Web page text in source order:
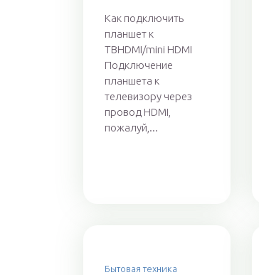
Как подключить
планшет к
ТВHDMI/mini HDMI
Подключение
планшета к
телевизору через
провод HDMI,
пожалуй,...
Бытовая техника